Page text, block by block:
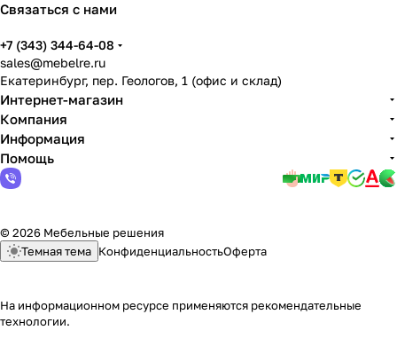
Связаться с нами
+7 (343) 344-64-08
sales@mebelre.ru
Екатеринбург, пер. Геологов, 1 (офис и склад)
Интернет-магазин
Компания
Информация
Помощь
© 2026 Мебельные решения
Темная тема КонфиденциальностьОферта
На информационном ресурсе применяются рекомендательные
технологии.